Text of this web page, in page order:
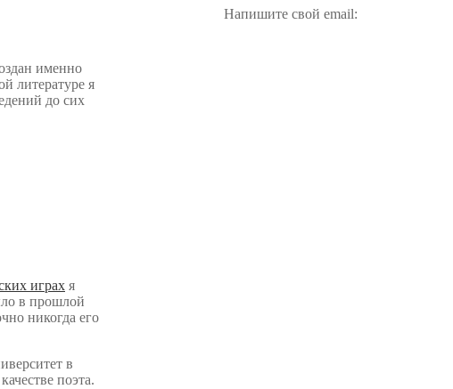
именно
литературе я
до сих
играх я
в прошлой
никогда его
в
поэта.
Напишите свой email: